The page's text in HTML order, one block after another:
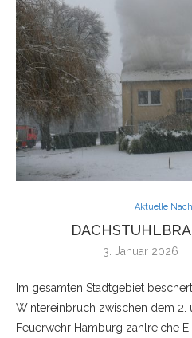
Aktuelle
3. Januar 2026
Im gesamten Stadtgebiet
Wintereinbruch zwischen dem 2.
Feuerwehr Hamburg zahlreiche